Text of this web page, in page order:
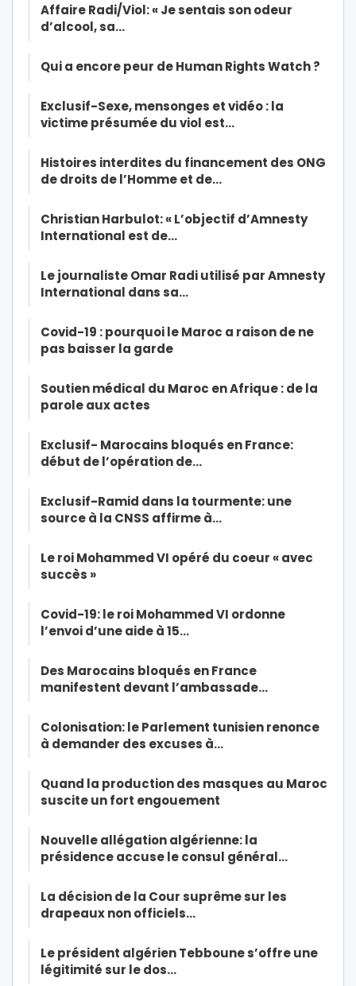
Affaire Radi/Viol: « Je sentais son odeur
d’alcool, sa…
Qui a encore peur de Human Rights Watch ?
Exclusif-Sexe, mensonges et vidéo : la
victime présumée du viol est…
Histoires interdites du financement des ONG
de droits de l’Homme et de…
Christian Harbulot: « L’objectif d’Amnesty
International est de…
Le journaliste Omar Radi utilisé par Amnesty
International dans sa…
Covid-19 : pourquoi le Maroc a raison de ne
pas baisser la garde
Soutien médical du Maroc en Afrique : de la
parole aux actes
Exclusif- Marocains bloqués en France:
début de l’opération de…
Exclusif-Ramid dans la tourmente: une
source à la CNSS affirme à…
Le roi Mohammed VI opéré du coeur « avec
succès »
Covid-19: le roi Mohammed VI ordonne
l’envoi d’une aide à 15…
Des Marocains bloqués en France
manifestent devant l’ambassade…
Colonisation: le Parlement tunisien renonce
à demander des excuses à…
Quand la production des masques au Maroc
suscite un fort engouement
Nouvelle allégation algérienne: la
présidence accuse le consul général…
La décision de la Cour suprême sur les
drapeaux non officiels…
Le président algérien Tebboune s’offre une
légitimité sur le dos…